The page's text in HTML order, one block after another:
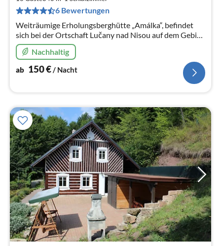
6 Bewertungen
Weiträumige Erholungsberghütte „Amálka“, befindet
sich bei der Ortschaft Lučany nad Nisou auf dem Gebiet
der Ortschaft Nová Ves nad Nisou und Smržovka im
Kreis Jablonec nad Nisou.
Nachhaltig
ab 150€/ Nacht